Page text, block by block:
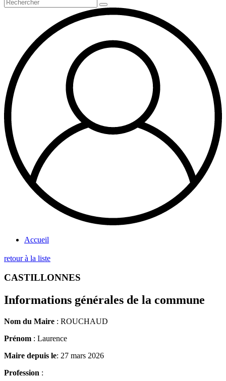
Accueil
retour à la liste
CASTILLONNES
Informations générales de la commune
Nom du Maire : ROUCHAUD
Prénom : Laurence
Maire depuis le: 27 mars 2026
Profession :